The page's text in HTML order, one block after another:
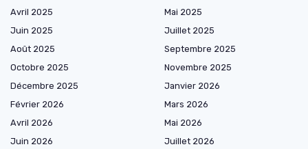
Avril 2025
Mai 2025
Juin 2025
Juillet 2025
Août 2025
Septembre 2025
Octobre 2025
Novembre 2025
Décembre 2025
Janvier 2026
Février 2026
Mars 2026
Avril 2026
Mai 2026
Juin 2026
Juillet 2026